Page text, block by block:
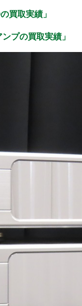
買取実績」
プの買取実績」